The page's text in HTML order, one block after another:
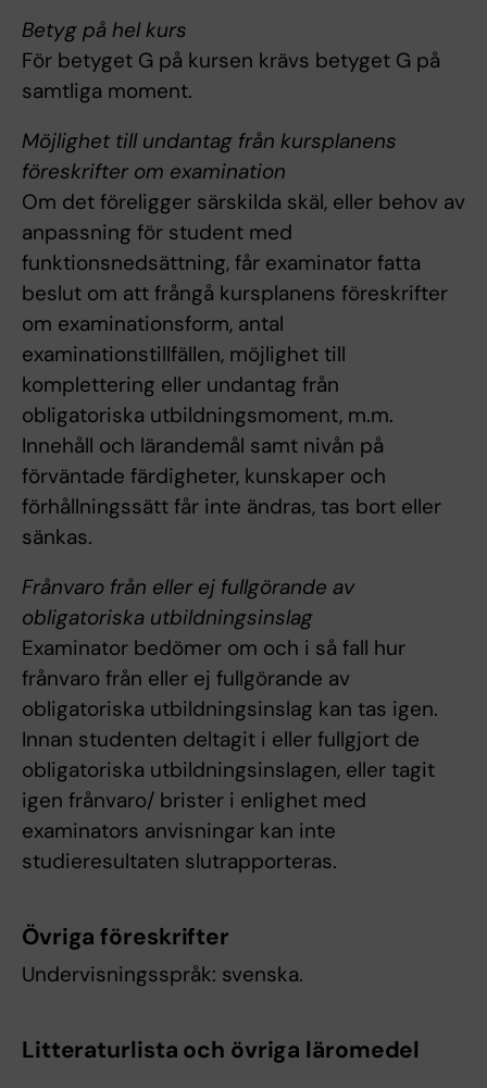
Betyg på hel kurs
För betyget G på kursen krävs betyget G på
samtliga moment.
Möjlighet till undantag från kursplanens
föreskrifter om examination
Om det föreligger särskilda skäl, eller behov av
anpassning för student med
funktionsnedsättning, får examinator fatta
beslut om att frångå kursplanens föreskrifter
om examinationsform, antal
examinationstillfällen, möjlighet till
komplettering eller undantag från
obligatoriska utbildningsmoment, m.m.
Innehåll och lärandemål samt nivån på
förväntade färdigheter, kunskaper och
förhållningssätt får inte ändras, tas bort eller
sänkas.
Frånvaro från eller ej fullgörande av
obligatoriska utbildningsinslag
Examinator bedömer om och i så fall hur
frånvaro från eller ej fullgörande av
obligatoriska utbildningsinslag kan tas igen.
Innan studenten deltagit i eller fullgjort de
obligatoriska utbildningsinslagen, eller tagit
igen frånvaro/ brister i enlighet med
examinators anvisningar kan inte
studieresultaten slutrapporteras.
Övriga föreskrifter
Undervisningsspråk: svenska.
Litteraturlista och övriga läromedel